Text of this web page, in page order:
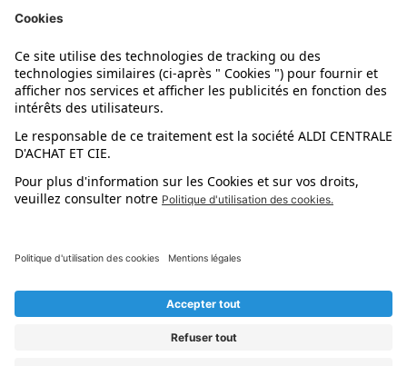
Nos marques
Nos astuces
Évènements
L'application mobile